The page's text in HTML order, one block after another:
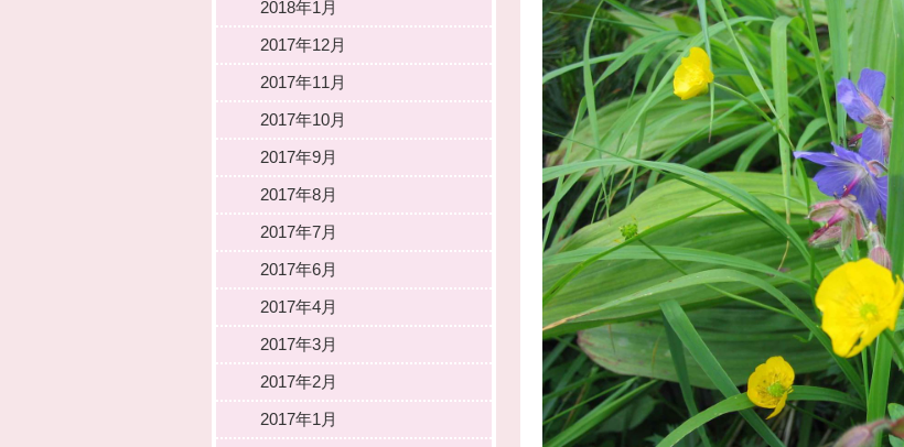
2018年1月
2017年12月
2017年11月
2017年10月
2017年9月
2017年8月
2017年7月
2017年6月
2017年4月
2017年3月
2017年2月
2017年1月